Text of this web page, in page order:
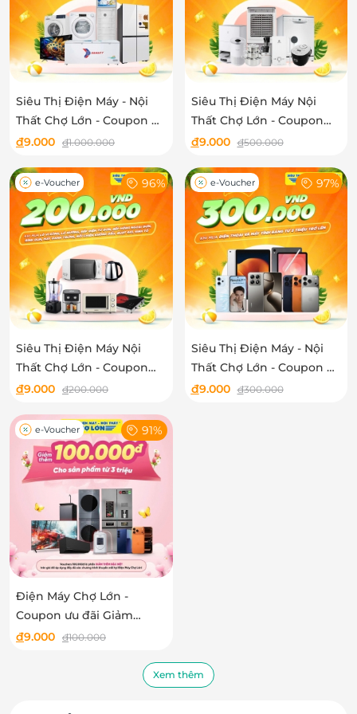
Siêu Thị Điện Máy - Nội
Thất Chợ Lớn - Coupon ưu
đãi Giảm 1.000.000 VNĐ
giặt, máy sấy, tủ đông - tủ
mát
đ9.000 đ1.000.000
Siêu Thị Điện Máy Nội
Thất Chợ Lớn - Coupon
Giảm 500k Khi mua quạt
máy rửa chén, bộ nồi,
robot hút bụi, lọc không
khí
đ9.000 đ500.000
e-Voucher 96%
Siêu Thị Điện Máy Nội
Thất Chợ Lớn - Coupon
Giảm 200k cho các sản
đ9.000 đ200.000
e-Voucher 97%
Siêu Thị Điện Máy - Nội
Thất Chợ Lớn - Coupon ưu
đãi Giảm 300.000 Khi mua
đ9.000 đ300.000
e-Voucher 91%
Điện Máy Chợ Lớn -
Coupon ưu đãi Giảm
thêm 100.000đ cho sản
đ9.000 đ100.000
Xem thêm